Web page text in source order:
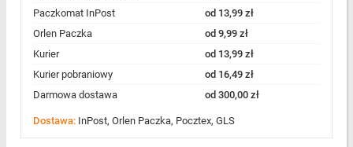
Paczkomat InPost
od 13,99 zł
Orlen Paczka
od 9,99 zł
Kurier
od 13,99 zł
Kurier pobraniowy
od 16,49 zł
Darmowa dostawa
od 300,00 zł
Dostawa: InPost, Orlen Paczka, Pocztex, GLS